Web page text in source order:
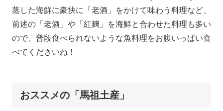
蒸した海鮮に豪快に「老酒」をかけて味わう料理など、
前述の「老酒」や「紅麹」を海鮮と合わせた料理も多い
ので、普段食べられないような魚料理をお腹いっぱい食
べてくださいね！
おススメの「馬祖土産」